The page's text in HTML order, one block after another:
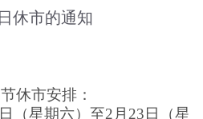
休市的通知
休市安排：
（星期六）至2月23日（星